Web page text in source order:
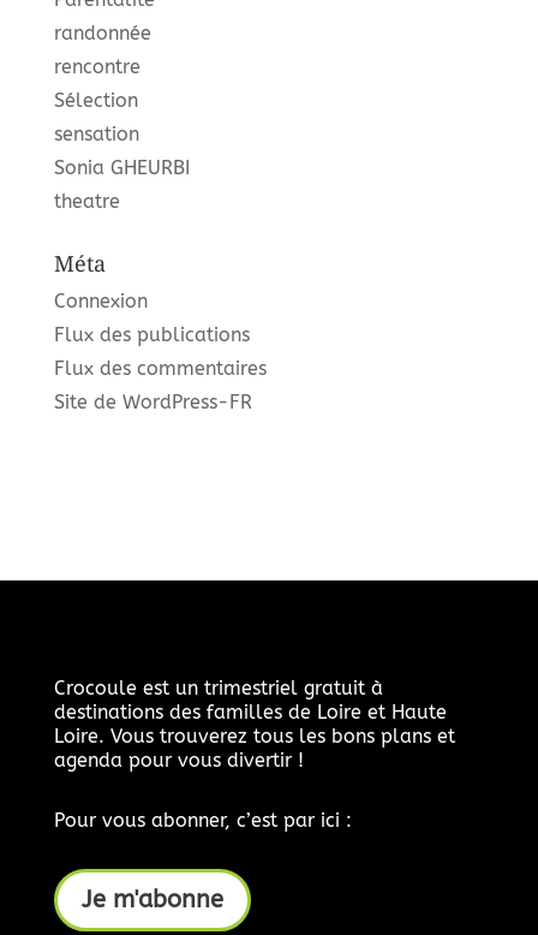
randonnée
rencontre
Sélection
sensation
Sonia GHEURBI
theatre
Méta
Connexion
Flux des publications
Flux des commentaires
Site de WordPress-FR
Crocoule est un trimestriel gratuit à
destinations des familles de Loire et Haute
Loire. Vous trouverez tous les bons plans et
agenda pour vous divertir !
Pour vous abonner, c’est par ici :
Je m'abonne